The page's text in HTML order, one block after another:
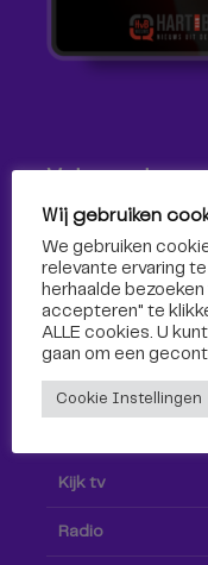
Volg ons!
Volg Omroep
media!
Kijk tv
Radio
Wij gebruiken
We gebruiken
relevante ervaring
herhaalde
accepteren" te
ALLE cookies. U
gaan om een
Cookie Instellingen